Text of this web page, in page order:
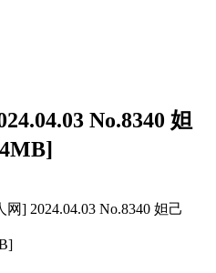
No.8340 妲
] 2024.04.03 No.8340 妲己